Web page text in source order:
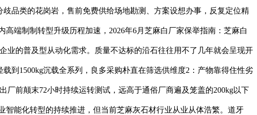
品类的花岗岩，售前免费供给场地勘测、方案设想办事，反复定位精
端制制转型升级历程加速，2026年6月芝麻白厂家保举指南：芝麻白
业的普及型从动化需求。质量不达标的沿石往往用不了几年就会呈现开
到1500kg沉载全系列，良多采购朴直在筛选供维度2：产物靠得住性劣
前颠末72小时持续运转测试，远高于通俗厂商遍及笼盖的200kg以下
能化转型的持续推进，但当前芝麻灰石材行业从业从体浩繁。道牙